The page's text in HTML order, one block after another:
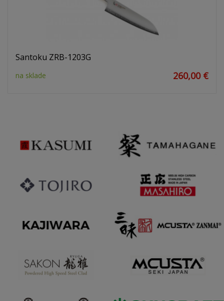
Santoku ZRB-1203G
na sklade 260,00 €